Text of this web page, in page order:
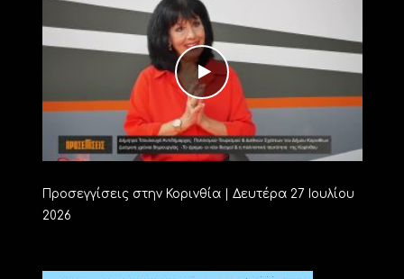
Προσεγγίσεις στην Κορινθία | Δευτέρα 27 Ιουλίου
2026